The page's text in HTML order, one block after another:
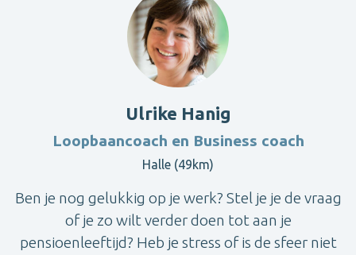
Ulrike Hanig
Loopbaancoach en Business coach
Halle (49km)
Ben je nog gelukkig op je werk? Stel je je de vraag
of je zo wilt verder doen tot aan je
pensioenleeftijd? Heb je stress of is de sfeer niet